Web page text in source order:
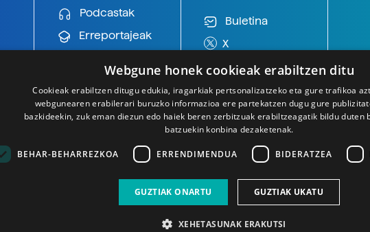
Podcastak
Erreportajeak
Buletina
X
BlueSky
Mastodon
Telegram
Webgune honek cookieak erabiltzen ditu
Cookieak erabiltzen ditugu edukia, iragarkiak pertsonalizatzeko eta gure trafikoa
webgunearen erabilerari buruzko informazioa ere partekatzen dugu gure
bazkideekin, zuk eman diezun edo haiek beren zerbitzuak erabiltzeagatik bildu duten
batzuekin konbina dezaketenak.
BEHAR-BEHARREZKOA ERRENDIMENDUA BIDERATZEA
GUZTIAK ONARTU GUZTIAK UKATU
XEHETASUNAK ERAKUTSI